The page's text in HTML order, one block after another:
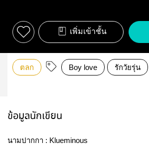
เพิ่มเข้าชั้น
ตลก Boy love รักวัยรุ่น
ข้อมูลนักเขียน
นามปากกา : Klueminous